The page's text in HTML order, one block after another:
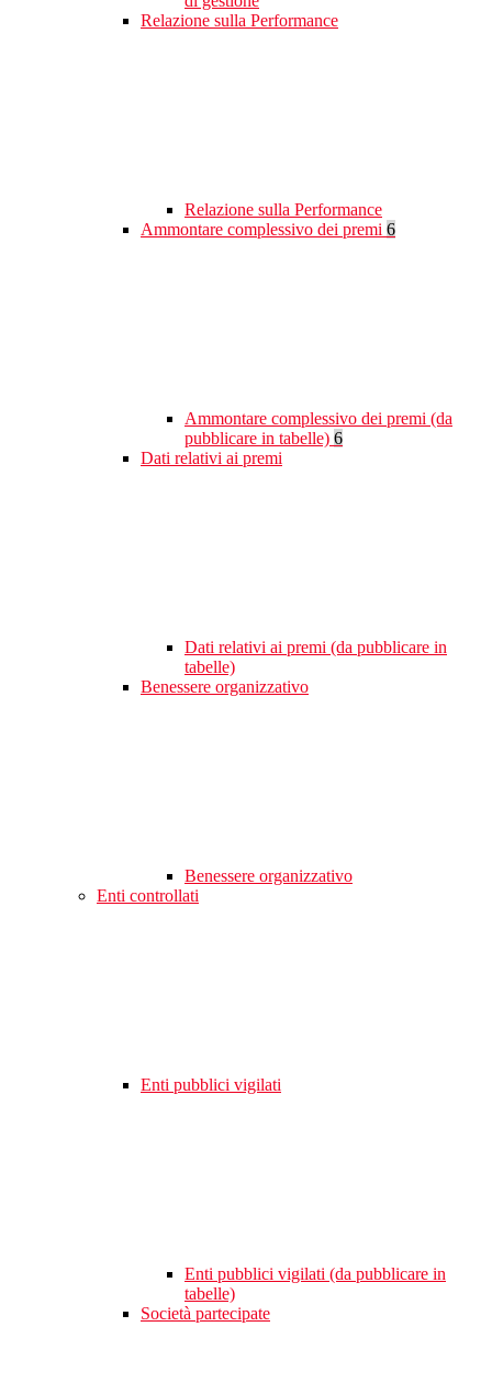
Relazione sulla Performance
Relazione sulla Performance
Ammontare complessivo dei premi 6
Ammontare complessivo dei premi (da
pubblicare in tabelle) 6
Dati relativi ai premi
Dati relativi ai premi (da pubblicare in
tabelle)
Benessere organizzativo
Benessere organizzativo
Enti controllati
Enti pubblici vigilati
Enti pubblici vigilati (da pubblicare in
tabelle)
Società partecipate